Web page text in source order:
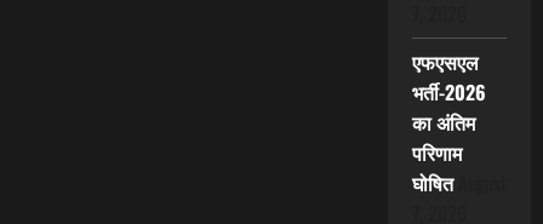
एफएसएल
भर्ती-2026
का अंतिम
परिणाम
घोषित